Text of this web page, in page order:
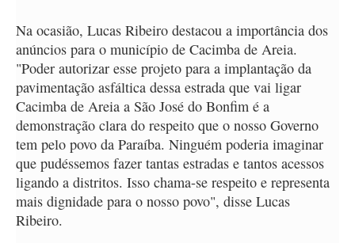
Na ocasião, Lucas Ribeiro destacou a importância dos
anúncios para o município de Cacimba de Areia.
"Poder autorizar esse projeto para a implantação da
pavimentação asfáltica dessa estrada que vai ligar
Cacimba de Areia a São José do Bonfim é a
demonstração clara do respeito que o nosso Governo
tem pelo povo da Paraíba. Ninguém poderia imaginar
que pudéssemos fazer tantas estradas e tantos acessos
ligando a distritos. Isso chama-se respeito e representa
mais dignidade para o nosso povo", disse Lucas
Ribeiro.